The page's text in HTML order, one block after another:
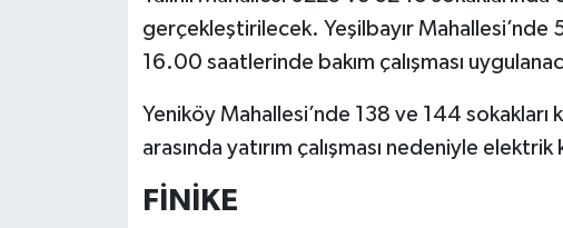
gerçekleştirilecek. Yeşilbayır
16.00 saatlerinde bakım çalışması
Yeniköy Mahallesi’nde 138 ve 144
arasında yatırım çalışması nedeniyle
FİNİKE